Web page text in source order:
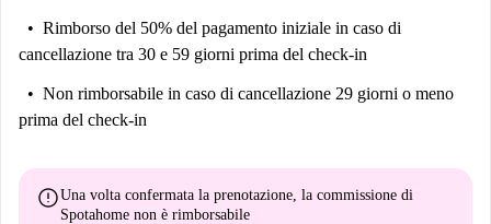
Rimborso del 50% del pagamento iniziale in caso di
cancellazione tra 30 e 59 giorni prima del check-in
Non rimborsabile in caso di cancellazione 29 giorni o meno
prima del check-in
errorUna volta confermata la prenotazione, la commissione di
Spotahome non è rimborsabile